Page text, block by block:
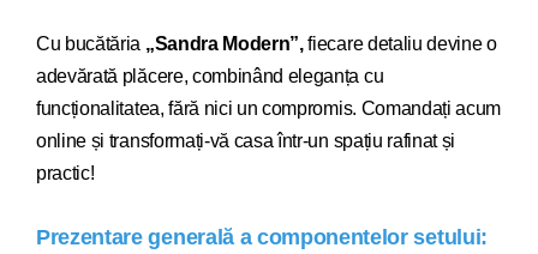
Cu bucătăria „Sandra Modern”,fiecare detaliu devine o
adevărată plăcere, combinând eleganța cu
funcționalitatea, fără nici un compromis. Comandați acum
online și transformați-vă casa într-un spațiu rafinat și
practic!
Prezentare generală a componentelor setului: